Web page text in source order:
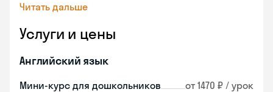
Читать дальше
Услуги и цены
Английский язык
Мини-курс для дошкольников от 1470 ₽ / урок